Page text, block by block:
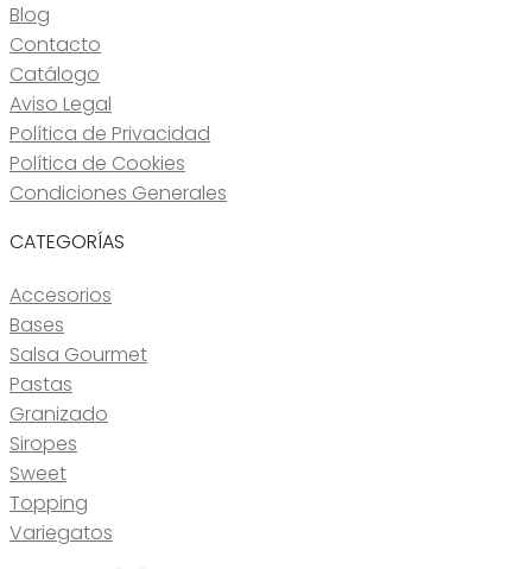
Blog
Contacto
Catálogo
Aviso Legal
Política de Privacidad
Política de Cookies
Condiciones Generales
CATEGORÍAS
Accesorios
Bases
Salsa Gourmet
Pastas
Granizado
Siropes
Sweet
Topping
Variegatos